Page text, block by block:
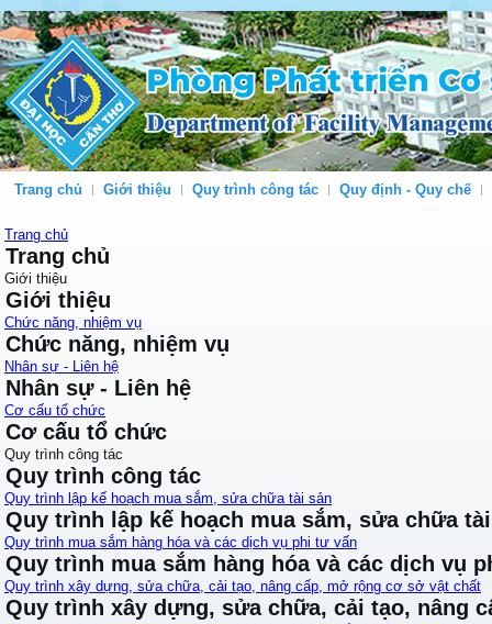
Trang chủ Giới thiệu Quy trình công tác Quy định - Quy chế
Trang chủ
Trang chủ
Giới thiệu
Giới thiệu
Chức năng, nhiệm vụ
Chức năng, nhiệm vụ
Nhân sự - Liên hệ
Nhân sự - Liên hệ
Cơ cấu tổ chức
Cơ cấu tổ chức
Quy trình công tác
Quy trình công tác
Quy trình lập kế hoạch mua sắm, sửa chữa tài sản
Quy trình lập kế hoạch mua sắm, sửa chữa
Quy trình mua sắm hàng hóa và các dịch vụ phi tư vấn
Quy trình mua sắm hàng hóa và các dịch vụ
Quy trình xây dựng, sửa chữa, cải tạo, nâng cấp, mở rộng cơ sở vật chất
Quy trình xây dựng, sửa chữa, cải tạo, nâng